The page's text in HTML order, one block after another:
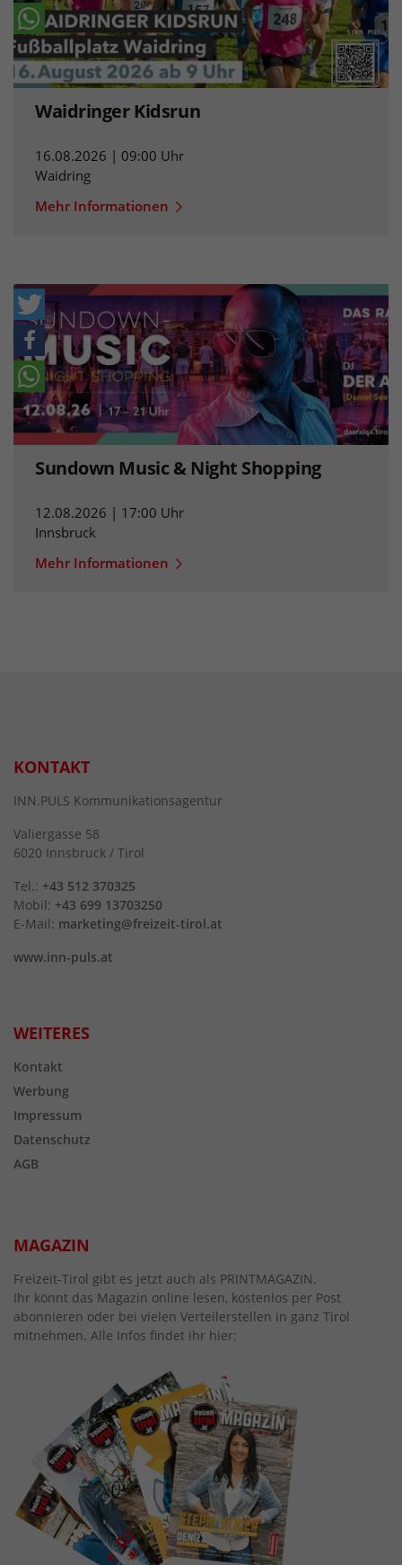
Waidringer Kidsrun
16.08.2026 | 09:00 Uhr
Waidring
Mehr Informationen
Sundown Music & Night Shopping
12.08.2026 | 17:00 Uhr
Innsbruck
Mehr Informationen
KONTAKT
INN.PULS Kommunikationsagentur
Valiergasse 58
6020 Innsbruck / Tirol
Tel.: +43 512 370325
Mobil: +43 699 13703250
E-Mail: marketing@freizeit-tirol.at
www.inn-puls.at
WEITERES
Kontakt
Werbung
Impressum
Datenschutz
AGB
MAGAZIN
Freizeit-Tirol gibt es jetzt auch als PRINTMAGAZIN.
Ihr könnt das Magazin online lesen, kostenlos per Post
abonnieren oder bei vielen Verteilerstellen in ganz Tirol
mitnehmen. Alle Infos findet ihr hier: